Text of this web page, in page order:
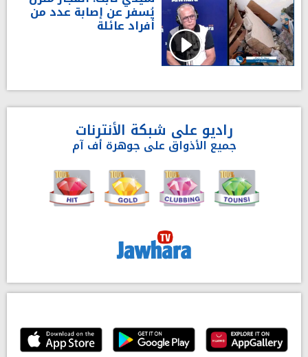
يُسفر عن إصابة عدد من
أفراد عائلة
راديو على شبكة الأنترنات
جميع الأذواق على جوهرة أف آم